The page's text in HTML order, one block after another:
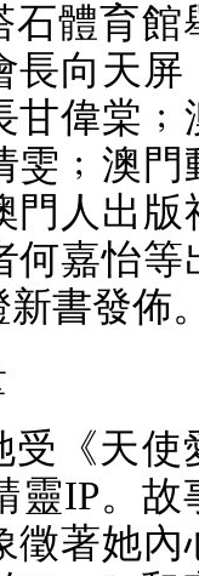
石體育館
長向天屏
甘偉棠﹔
雯﹔澳門
門人出版
何嘉怡等
書發佈
受《天使
靈IP。故
徵著她內